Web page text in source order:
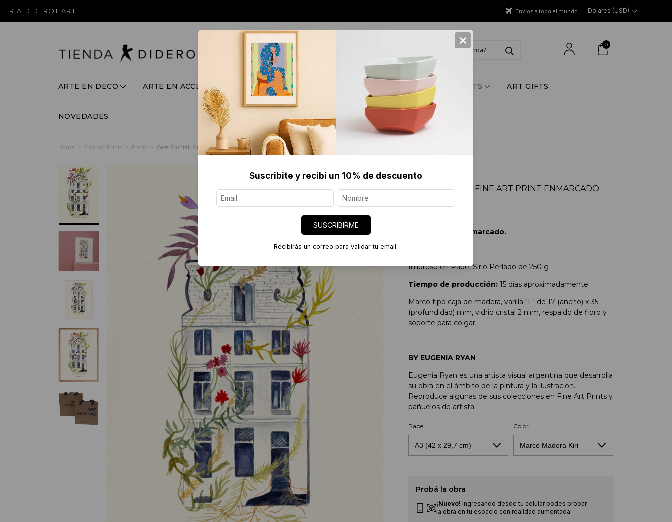
IR A DIDEROT.ART Envíos a todo el mundo Dolares (USD)
0
ARTE EN DECO ARTE EN ACCESORIOS JOYERÍA CONTEMPORÁNEA SERIGRAFÍAS Y PRINTS ART GIFTS
NOVEDADES
Home Fine Art Prints Prints Casa Frontal, Fine Art Print Enmarcado
CASA FRONTAL, FINE ART PRINT ENMARCADO
$157 USD
Fine Art Print Enmarcado.
Impreso en Papel Sirio Perlado de 250 g
Tiempo de producción: 15 días aproximadamente.
Marco tipo caja de madera, varilla "L" de 17 (ancho) x 35
(profundidad) mm, vidrio cristal 2 mm, respaldo de fibro y
soporte para colgar.
BY EUGENIA RYAN
Eugenia Ryan es una artista visual argentina que desarrolla
su obra en el ámbito de la pintura y la ilustración.
Reproduce algunas de sus colecciones en Fine Art Prints y
pañuelos de artista.
Papel Color
Probá la obra
¡Nuevo! Ingresando desde tu celular podes probar
la obra en tu espacio con realidad aumentada.
×
Suscribite y recibí un 10% de descuento
SUSCRIBIRME
Recibirás un correo para validar tu email.